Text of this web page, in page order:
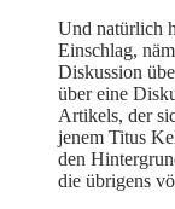
Und natürlich
Einschlag,
Diskussion
über eine
Artikels, der
jenem Titus
den
die übrigens